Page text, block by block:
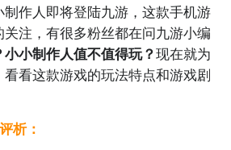
作人即将登陆九游，这款手机游
注，有很多粉丝都在问九游小编
小制作人值不值得玩？现在就为
看这款游戏的玩法特点和游戏剧
析：